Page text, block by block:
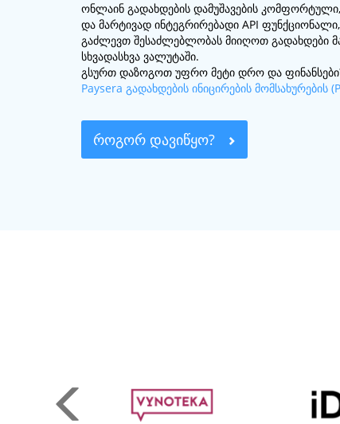
ონლაინ გადახდების დამუშავების
და მარტივად ინტეგრირებადი API
გაძლევთ შესაძლებლობას მიიღოთ გადახდები
სხვადასხვა ვალუტაში.
გსურთ დაზოგოთ უფრო მეტი დრო და
Paysera გადახდების ინიცირების მომსახურების
ᲠᲝᲒᲝᲠ ᲓᲐᲕᲘᲬᲧᲝ?